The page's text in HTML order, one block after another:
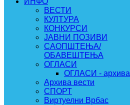
ВЕСТИ
КУЛТУРА
КОНКУРСИ
ЈАВНИ ПОЗИВИ
САОПШТЕЊА/
ОБАВЕШТЕЊА
ОГЛАСИ
ОГЛАСИ - архива
Архива вести
СПОРТ
Виртуелни Врбас